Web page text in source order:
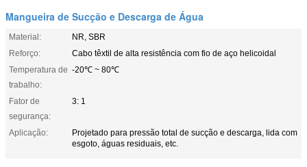
Mangueira de Sucção e Descarga de Água
Material:
NR, SBR
Reforço:
Cabo têxtil de alta resistência com fio de aço helicoidal
Temperatura de
trabalho:
-20℃ ~ 80℃
Fator de
segurança:
3: 1
Aplicação:
Projetado para pressão total de sucção e descarga, lida com
esgoto, águas residuais, etc.